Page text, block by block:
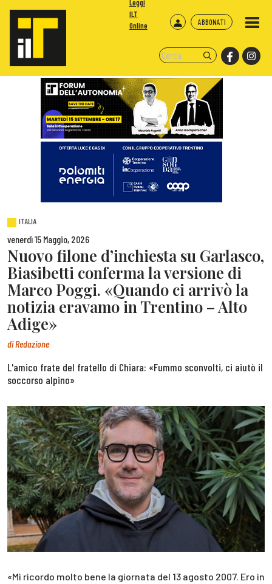
ABBONATI
Leggi
ILT
Online
ITALIA
venerdì 15 Maggio, 2026
Nuovo filone d’inchiesta su Garlasco,
Biasibetti conferma la versione di
Marco Poggi. «Quando ci arrivò la
notizia eravamo in Trentino – Alto
Adige»
diRedazione
L'amico frate del fratello di Chiara: «Fummo sconvolti, ci aiutò il
soccorso alpino»
«Mi ricordo molto bene la giornata del 13 agosto 2007. Ero in